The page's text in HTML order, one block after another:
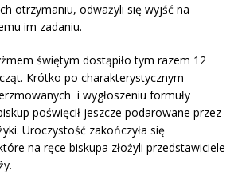
otrzymaniu, odważyli się wyjść na
im zadaniu.
świętym dostąpiło tym razem 12
Krótko po charakterystycznym
i wygłoszeniu formuły
poświęcił jeszcze podarowane przez
Uroczystość zakończyła się
na ręce biskupa złożyli przedstawiciele